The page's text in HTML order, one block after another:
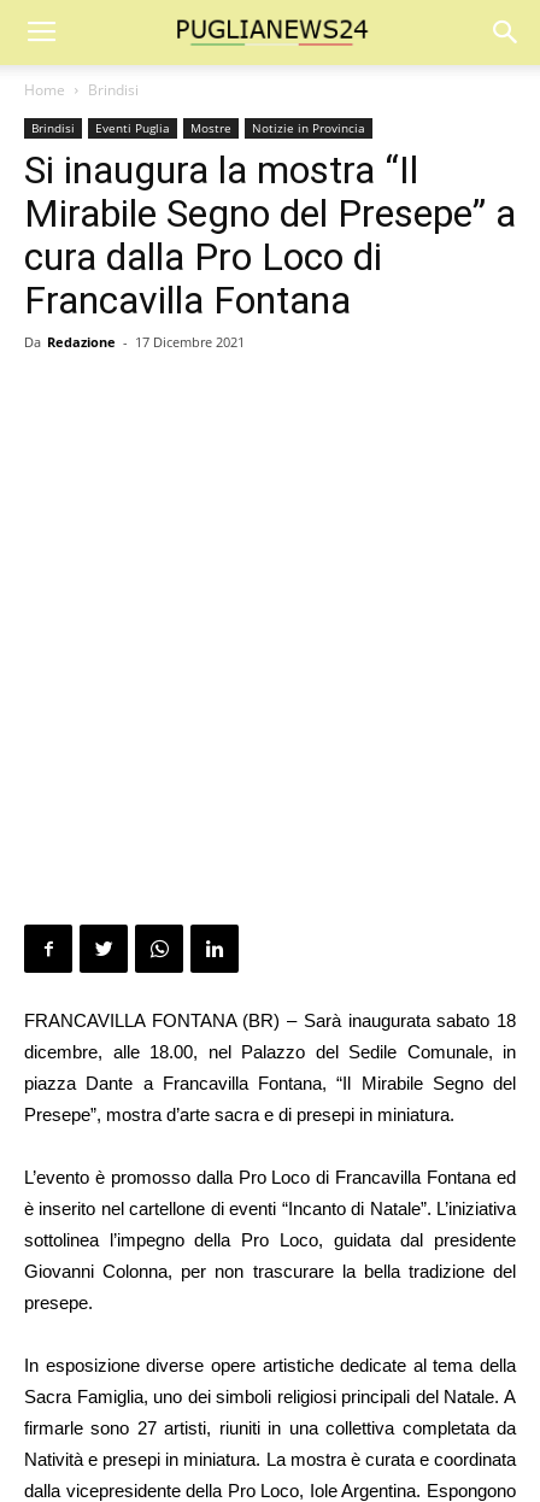
Home Brindisi
Brindisi Eventi Puglia Mostre Notizie in Provincia
Si inaugura la mostra “Il
Mirabile Segno del Presepe” a
cura dalla Pro Loco di
Francavilla Fontana
Da Redazione - 17 Dicembre 2021
FRANCAVILLA FONTANA (BR) – Sarà inaugurata sabato 18
dicembre, alle 18.00, nel Palazzo del Sedile Comunale, in
piazza Dante a Francavilla Fontana, “Il Mirabile Segno del
Presepe”, mostra d’arte sacra e di presepi in miniatura.
L’evento è promosso dalla Pro Loco di Francavilla Fontana ed
è inserito nel cartellone di eventi “Incanto di Natale”. L’iniziativa
sottolinea l’impegno della Pro Loco, guidata dal presidente
Giovanni Colonna, per non trascurare la bella tradizione del
presepe.
In esposizione diverse opere artistiche dedicate al tema della
Sacra Famiglia, uno dei simboli religiosi principali del Natale. A
firmarle sono 27 artisti, riuniti in una collettiva completata da
Natività e presepi in miniatura. La mostra è curata e coordinata
dalla vicepresidente della Pro Loco, Iole Argentina. Espongono